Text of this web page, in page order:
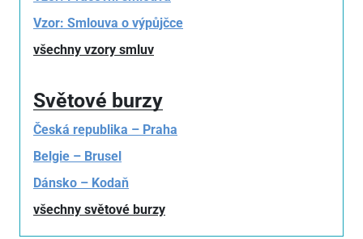
Vzor: Smlouva o výpůjčce
všechny vzory smluv
Světové burzy
Česká republika – Praha
Belgie – Brusel
Dánsko – Kodaň
všechny světové burzy